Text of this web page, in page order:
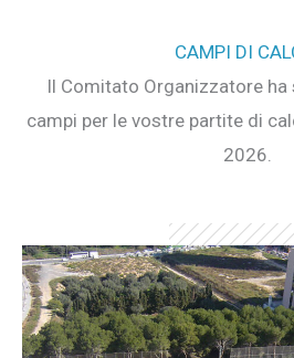
CAMPI DI
Il Comitato Organizzatore
campi per le vostre partite di
2026.